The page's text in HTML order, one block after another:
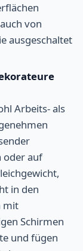
von
ausgeschaltet
Arbeits- als
oder auf
in den
mit
Schirmen
und fügen